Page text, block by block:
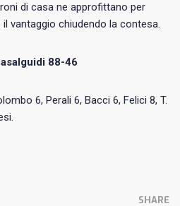
di casa ne approfittano per
vantaggio chiudendo la contesa.
88-46
6, Perali 6, Bacci 6, Felici 8, T.
SHARE